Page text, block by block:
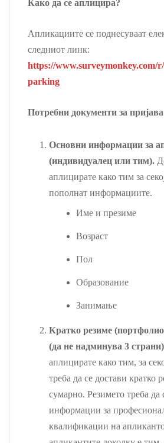
Како да се аплицира?
Апликациите се поднесуваат
следниот линк:
https://www.surveymonkey.com/
parking
Потребни документи за пријава
Основни информации за
(индивидуалец или тим).
аплицирате како тим за
пополнат информациите.
Име и презиме
Возраст
Пол
Образование
Занимање
Кратко резиме
(да не надминува 3
аплицирате како тим, за
треба да се достави кратко
сумарно. Резимето треба да
информации за
квалификации на